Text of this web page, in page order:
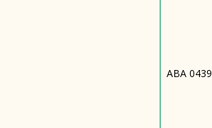
ABA 0439